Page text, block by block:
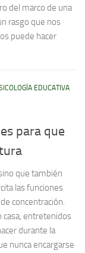
del marco de una
rasgo que nos
puede hacer
EDUCATIVA
para que
que también
las funciones
concentración.
casa, entretenidos
durante la
nunca encargarse